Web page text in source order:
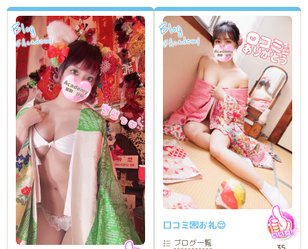
Blog
@Academy
Blog
@Academy
口コミ💌お礼😌
ブログ一覧